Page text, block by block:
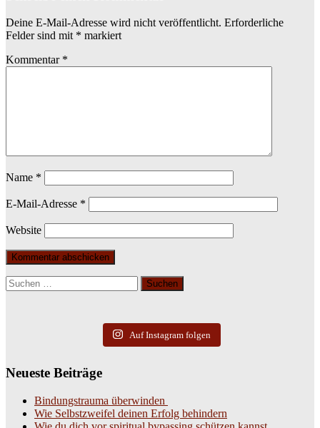
Deine E-Mail-Adresse wird nicht veröffentlicht. Erforderliche
Felder sind mit * markiert
Kommentar *
Name *
E-Mail-Adresse *
Website
Suchen
nach:
Auf Instagram folgen
Neueste Beiträge
Bindungstrauma überwinden
Wie Selbstzweifel deinen Erfolg behindern